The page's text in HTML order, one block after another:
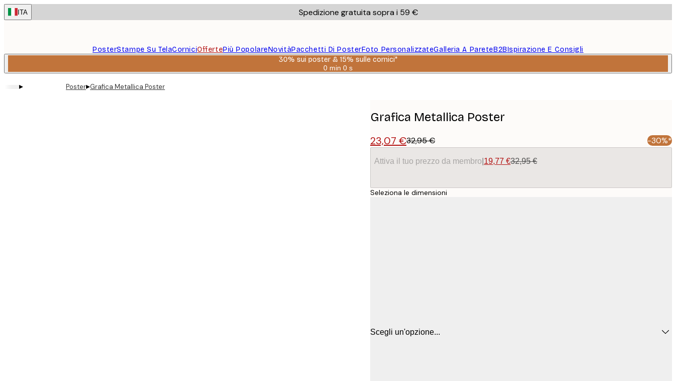
Skip
to
ITA Spedizione gratuita sopra i 59 €
PosterStampe Su TelaCorniciOffertePiù PopolareNovitàPacchetti Di PosterFoto PersonalizzateGalleria A PareteB2BIspirazione E Consigli
30% sui poster & 15% sulle cornici*
0 min 0 s
Valido
▸ Poster▸Grafica Metallica Poster
Grafica Metallica Poster
23,07 €32,95 € -30%*
Attiva il tuo prezzo da membro 19,77 €32,95 €
Seleziona le dimensioni
Scegli un'opzione...